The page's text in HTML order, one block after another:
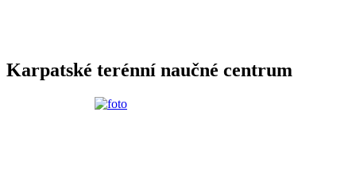
Karpatské terénní naučné centrum